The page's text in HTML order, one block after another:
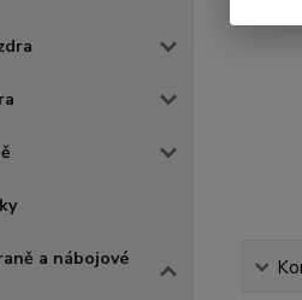
a nábojové